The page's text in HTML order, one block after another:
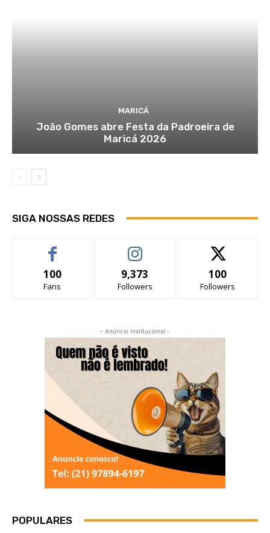
MARICÁ
João Gomes abre Festa da Padroeira de
Maricá 2026
SIGA NOSSAS REDES
100
Fans
9,373
Followers
100
Followers
- Anúncio Institucional -
POPULARES